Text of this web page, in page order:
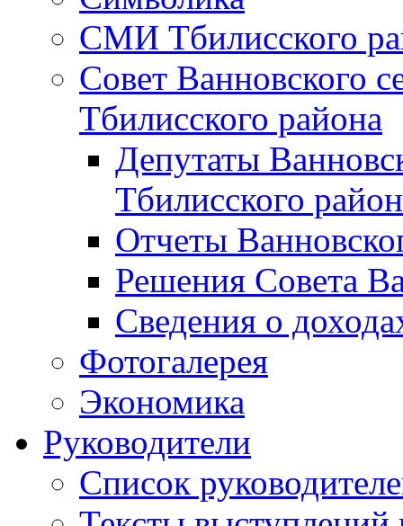
СМИ Тбилисского
Совет Ванновского
Тбилисского района
Депутаты
Тбилисского
Отчеты
Решения Совета
Сведения о
Фотогалерея
Экономика
Руководители
Список